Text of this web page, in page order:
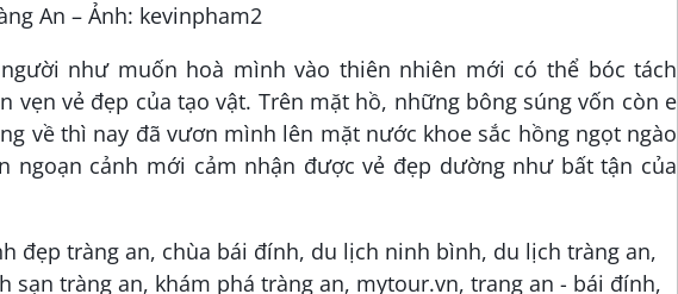
An – Ảnh: kevinpham2
như muốn hoà mình vào thiên nhiên mới có thể bóc tách
vẹn vẻ đẹp của tạo vật. Trên mặt hồ, những bông súng vốn còn e
về thì nay đã vươn mình lên mặt nước khoe sắc hồng ngọt ngào
ngoạn cảnh mới cảm nhận được vẻ đẹp dường như bất tận của